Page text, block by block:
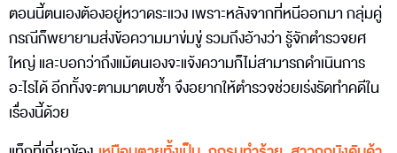
ตอนนี้ตนเองต้องอยู่หวาดระแวง เพราะหลังจากที่หนีออกมา กลุ่มคู่
กรณีก็พยายามส่งข้อความมาข่มขู่ รวมถึงอ้างว่า รู้จักตำรวจยศ
ใหญ่ และบอกว่าถึงแม้ตนเองจะแจ้งความก็ไม่สามารถดำเนินการ
อะไรได้ อีกทั้งจะตามมาตบซ้ำ จึงอยากให้ตำรวจช่วยเร่งรัดทำคดีใน
เรื่องนี้ด้วย